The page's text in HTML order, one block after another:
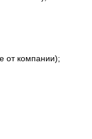
от компании);